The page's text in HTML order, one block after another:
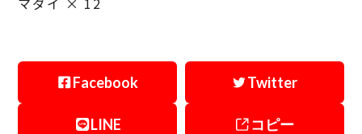
Facebook Twitter
LINE コピー